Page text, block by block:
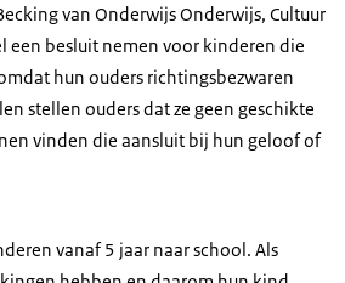
van Onderwijs Onderwijs, Cultuur
een besluit nemen voor kinderen die
hun ouders richtingsbezwaren
stellen ouders dat ze geen geschikte
vinden die aansluit bij hun geloof of
vanaf 5 jaar naar school. Als